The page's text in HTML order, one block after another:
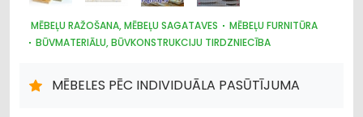
MĒBEĻU RAŽOŠANA, MĒBEĻU SAGATAVES
MĒBEĻU FURNITŪRA
BŪVMATERIĀLU, BŪVKONSTRUKCIJU TIRDZNIECĪBA
MĒBELES PĒC INDIVIDUĀLA PASŪTĪJUMA